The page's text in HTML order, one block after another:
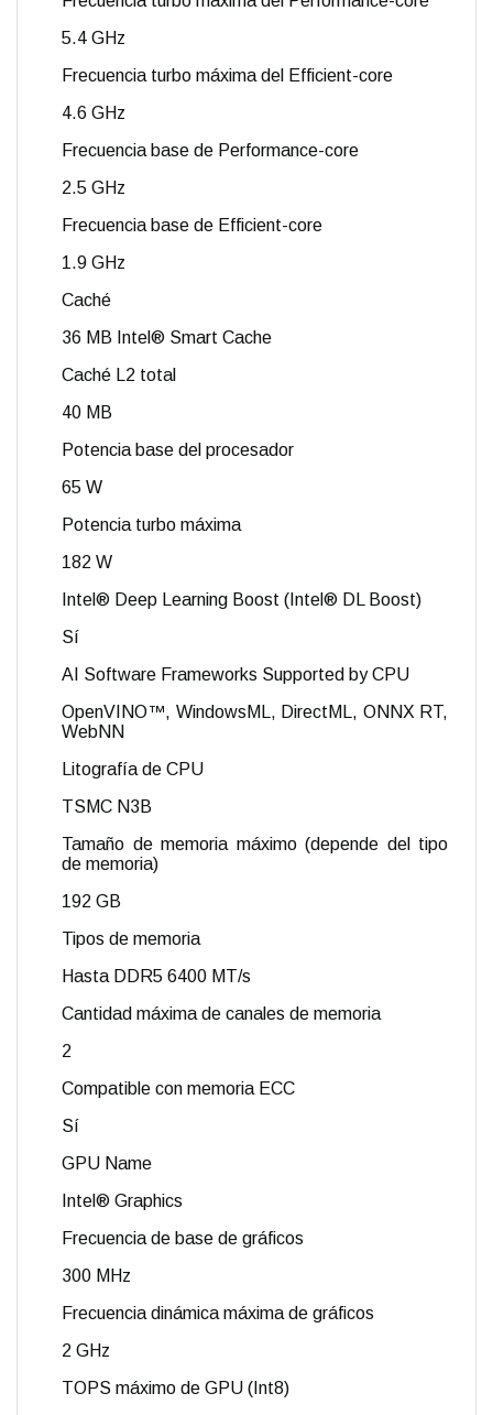
5.4 GHz
Frecuencia turbo máxima del Efficient-core
4.6 GHz
Frecuencia base de Performance-core
2.5 GHz
Frecuencia base de Efficient-core
1.9 GHz
Caché
36 MB Intel® Smart Cache
Caché L2 total
40 MB
Potencia base del procesador
65 W
Potencia turbo máxima
182 W
Intel® Deep Learning Boost (Intel® DL Boost)
Sí
AI Software Frameworks Supported by CPU
OpenVINO™, WindowsML, DirectML, ONNX RT,
WebNN
Litografía de CPU
TSMC N3B
Tamaño de memoria máximo (depende del tipo
de memoria)
192 GB
Tipos de memoria
Hasta DDR5 6400 MT/s
Cantidad máxima de canales de memoria
2
Compatible con memoria ECC
Sí
GPU Name
Intel® Graphics
Frecuencia de base de gráficos
300 MHz
Frecuencia dinámica máxima de gráficos
2 GHz
TOPS máximo de GPU (Int8)